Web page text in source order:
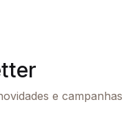
e campanhas